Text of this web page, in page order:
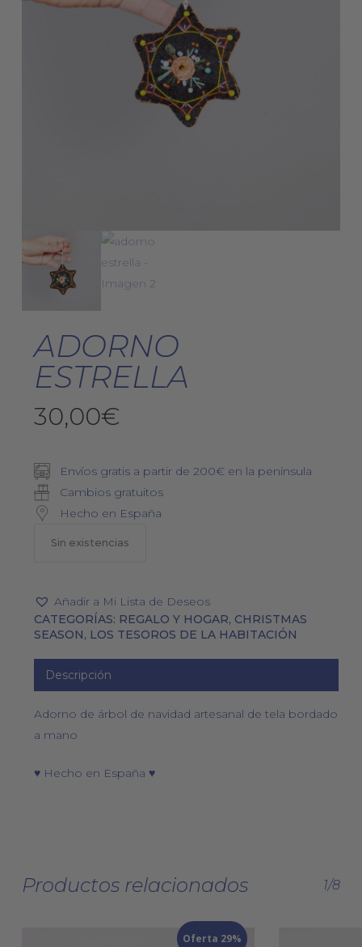
ADORNO
ESTRELLA
30,00€
Envíos gratis a partir de 200€ en la península
Cambios gratuitos
Hecho en España
Sin existencias
Añadir a Mi Lista de Deseos
CATEGORÍAS: REGALO Y HOGAR, CHRISTMAS
SEASON, LOS TESOROS DE LA HABITACIÓN
Descripción
Adorno de árbol de navidad artesanal de tela bordado
a mano
♥ Hecho en España ♥
Productos relacionados 1/8
Oferta 29%